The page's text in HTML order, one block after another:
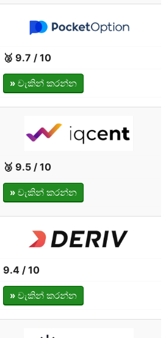
🥈 9.7 / 10
»චැකින් කරන්න
🥉 9.5 / 10
»චැකින් කරන්න
9.4 / 10
»චැකින් කරන්න